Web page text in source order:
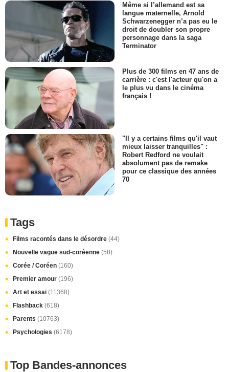
Même si l’allemand est sa
langue maternelle, Arnold
Schwarzenegger n’a pas eu le
droit de doubler son propre
personnage dans la saga
Terminator
Plus de 300 films en 47 ans de
carrière : c'est l'acteur qu'on a
le plus vu dans le cinéma
français !
"Il y a certains films qu'il vaut
mieux laisser tranquilles" :
Robert Redford ne voulait
absolument pas de remake
pour ce classique des années
70
Tags
Films racontés dans le désordre (44)
Nouvelle vague sud-coréenne (58)
Corée / Coréen (160)
Premier amour (196)
Art et essai (11368)
Flashback (618)
Parents (10763)
Psychologies (6178)
Top Bandes-annonces